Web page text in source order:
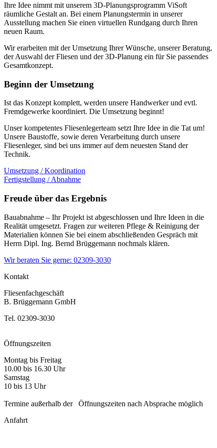
Ihre Idee nimmt mit unserem 3D-Planungsprogramm ViSoft
räumliche Gestalt an. Bei einem Planungstermin in unserer
Ausstellung machen Sie einen virtuellen Rundgang durch Ihren
neuen Raum.
Wir erarbeiten mit der Umsetzung Ihrer Wünsche, unserer Beratung,
der Auswahl der Fliesen und der 3D-Planung ein für Sie passendes
Gesamtkonzept.
Beginn der Umsetzung
Ist das Konzept komplett, werden unsere Handwerker und evtl.
Fremdgewerke koordiniert. Die Umsetzung beginnt!
Unser kompetentes Fliesenlegerteam setzt Ihre Idee in die Tat um!
Unsere Baustoffe, sowie deren Verarbeitung durch unsere
Fliesenleger, sind bei uns immer auf dem neuesten Stand der
Technik.
Umsetzung / Koordination
Fertigstellung / Abnahme
Freude über das Ergebnis
Bauabnahme – Ihr Projekt ist abgeschlossen und Ihre Ideen in die
Realität umgesetzt. Fragen zur weiteren Pflege & Reinigung der
Materialien können Sie bei einem abschließenden Gespräch mit
Herrn Dipl. Ing. Bernd Brüggemann nochmals klären.
Wir beraten Sie gerne: 02309-3030
Kontakt
Fliesenfachgeschäft
B. Brüggemann GmbH
Tel. 02309-3030
Öffnungszeiten
Montag bis Freitag
10.00 bis 16.30 Uhr
Samstag
10 bis 13 Uhr
Termine außerhalb der Öffnungszeiten nach Absprache möglich
Anfahrt